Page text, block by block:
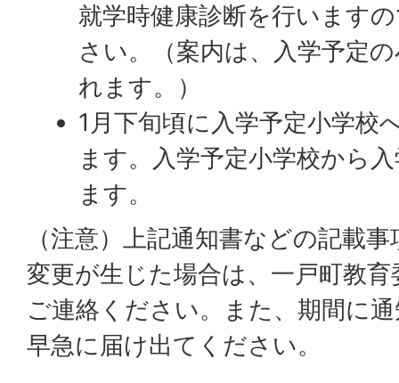
就学時健康診断を行います
さい。（案内は、入学予定
れます。）
1月下旬頃に入学予定小学校
ます。入学予定小学校から
ます。
（注意）上記通知書などの記載
変更が生じた場合は、一戸町教
ご連絡ください。また、期間に
早急に届け出てください。